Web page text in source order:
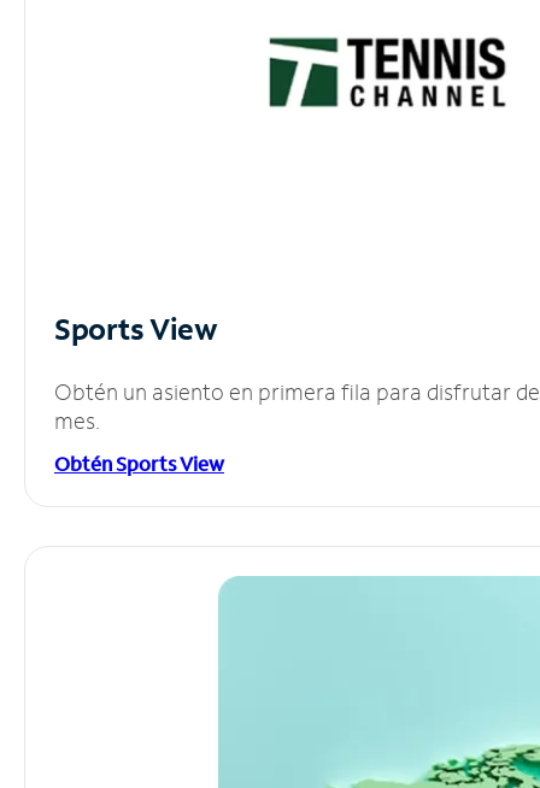
Sports View
Obtén un asiento en primera fila para disfrutar
mes.
Obtén Sports View